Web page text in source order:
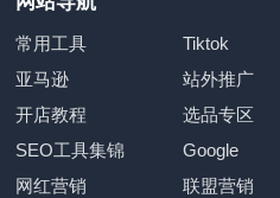
常用工具 Tiktok
亚马逊
站外推广
开店教程
选品专区
SEO工具集锦
Google
网红营销
联盟营销